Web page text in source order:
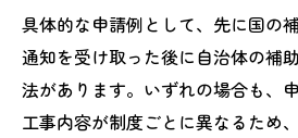
具体的な申請例として、先に国の
通知を受け取った後に自治体の補
法があります。いずれの場合も、
工事内容が制度ごとに異なるため